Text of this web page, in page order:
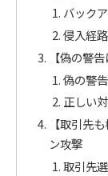
バック
侵入経
【偽の警
偽の警
正しい
【取引先
ン攻撃
取引先